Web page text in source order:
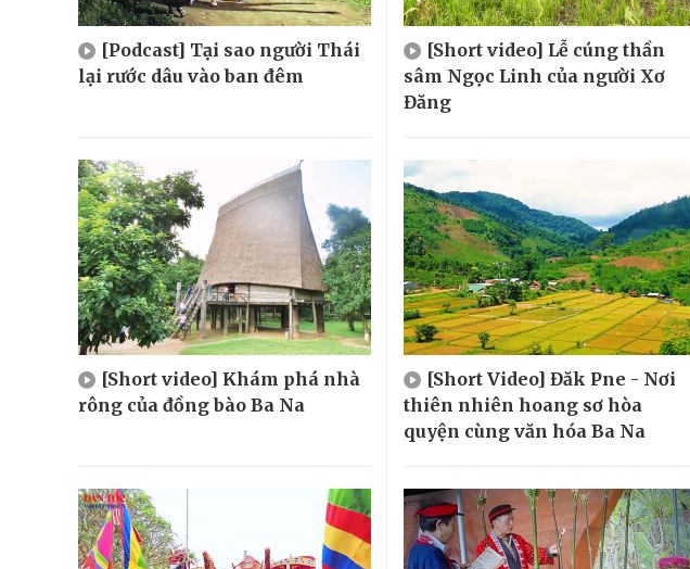
[Podcast] Tại sao người Thái
lại rước dâu vào ban đêm
[Short video] Lễ cúng thần
sâm Ngọc Linh của người Xơ
Đăng
[Short video] Khám phá nhà
rông của đồng bào Ba Na
[Short Video] Đăk Pne - Nơi
thiên nhiên hoang sơ hòa
quyện cùng văn hóa Ba Na